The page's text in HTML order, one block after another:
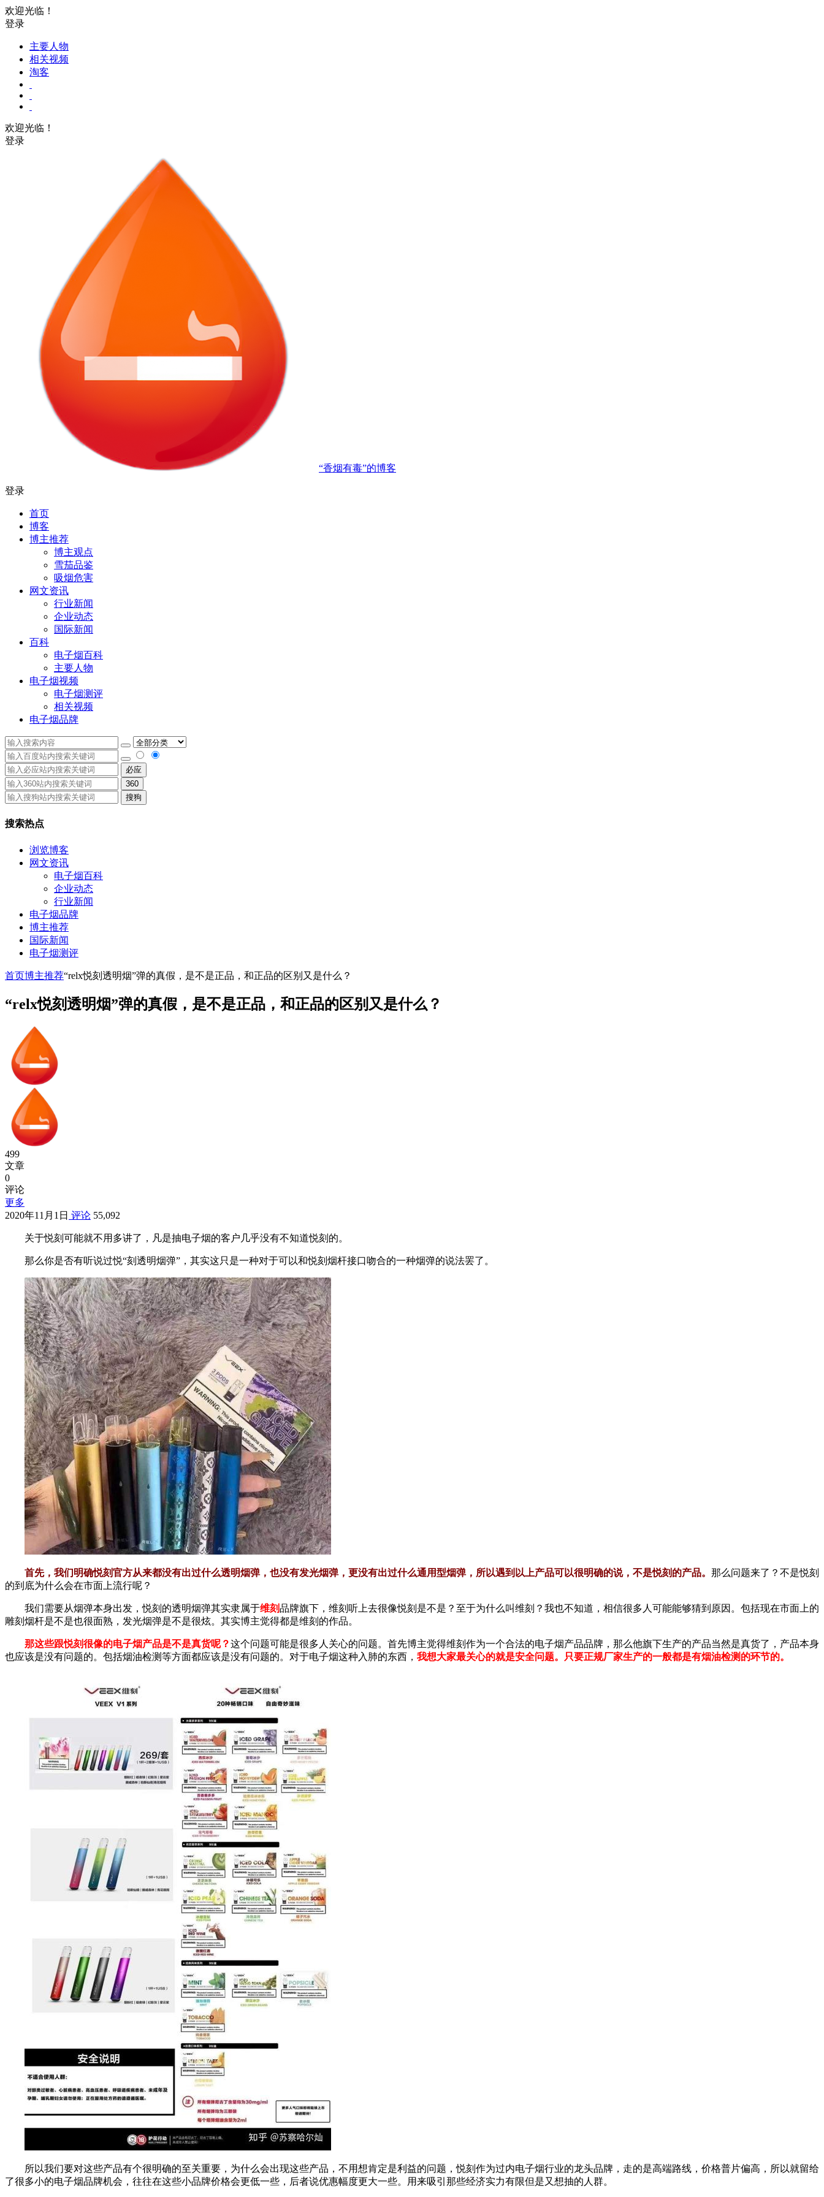
欢迎光临！
登录
主要人物
相关视频
淘客
欢迎光临！
登录
“香烟有毒”的博客
登录
首页
博客
博主推荐
博主观点
雪茄品鉴
吸烟危害
网文资讯
行业新闻
企业动态
国际新闻
百科
电子烟百科
主要人物
电子烟视频
电子烟测评
相关视频
电子烟品牌
必应
360
搜狗
搜索热点
浏览博客
网文资讯
电子烟百科
企业动态
行业新闻
电子烟品牌
博主推荐
国际新闻
电子烟测评
首页博主推荐“relx悦刻透明烟”弹的真假，是不是正品，和正品的区别又是什么？
“relx悦刻透明烟”弹的真假，是不是正品，和正品的区别又是什么？
499
文章
0
评论
更多
2020年11月1日 评论 55,092
关于悦刻可能就不用多讲了，凡是抽电子烟的客户几乎没有不知道悦刻的。
那么你是否有听说过悦“刻透明烟弹”，其实这只是一种对于可以和悦刻烟杆接口吻合的一种烟弹的说法罢了。
首先，我们明确悦刻官方从来都没有出过什么透明烟弹，也没有发光烟弹，更没有出过什么通用型烟弹，所以遇到以上产品可以很明确的说，不是悦刻的产品。 那么问题来了？不是悦刻
的到底为什么会在市面上流行呢？
我们需要从烟弹本身出发，悦刻的透明烟弹其实隶属于维刻品牌旗下，维刻听上去很像悦刻是不是？至于为什么叫维刻？我也不知道，相信很多人可能能够猜到原因。包括现在市面上的
雕刻烟杆是不是也很面熟，发光烟弹是不是很炫。其实博主觉得都是维刻的作品。
那这些跟悦刻很像的电子烟产品是不是真货呢？这个问题可能是很多人关心的问题。首先博主觉得维刻作为一个合法的电子烟产品品牌，那么他旗下生产的产品当然是真货了，产品本身
也应该是没有问题的。包括烟油检测等方面都应该是没有问题的。对于电子烟这种入肺的东西， 我想大家最关心的就是安全问题。只要正规厂家生产的一般都是有烟油检测的环节的。
所以我们要对这些产品有个很明确的至关重要，为什么会出现这些产品，不用想肯定是利益的问题，悦刻作为过内电子烟行业的龙头品牌，走的是高端路线，价格普片偏高，所以就留给
了很多小的电子烟品牌机会，往往在这些小品牌价格会更低一些，后者说优惠幅度更大一些。用来吸引那些经济实力有限但是又想抽的人群。